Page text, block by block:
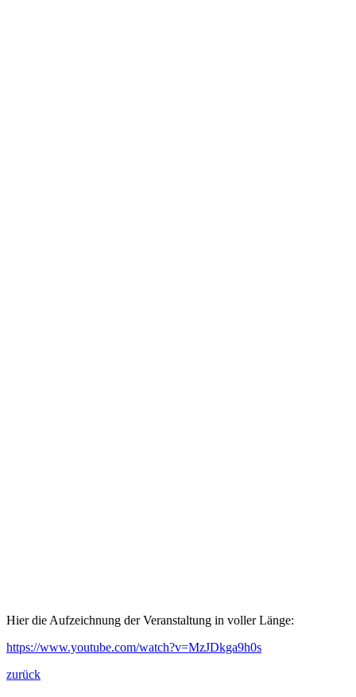
Hier die Aufzeichnung der Veranstaltung in voller Länge:
https://www.youtube.com/watch?v=MzJDkga9h0s
zurück